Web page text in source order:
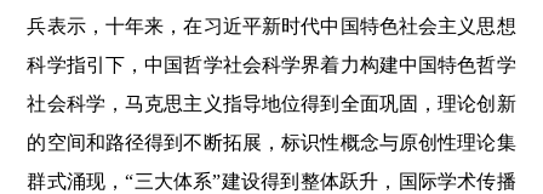
兵表示，十年来，在习近平新时代中国特色社会主义思想
科学指引下，中国哲学社会科学界着力构建中国特色哲学
社会科学，马克思主义指导地位得到全面巩固，理论创新
的空间和路径得到不断拓展，标识性概念与原创性理论集
群式涌现，“三大体系”建设得到整体跃升，国际学术传播